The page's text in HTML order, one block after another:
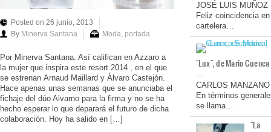
Posted on 26 junio, 2013
By Minerva Santana Moda, portada
Por Minerva Santana. Así califican en Azzaro a
la mujer que inspira este resort 2014 , en el que
se estrenan Arnaud Maillard y Álvaro Castejón.
Hace apenas unas semanas que se anunciaba el
fichaje del dúo Alvarno para la firma y no se ha
hecho esperar lo que deparará el futuro de dicha
colaboración. Hoy ha salido en […]
JOSÉ LUIS MUÑOZ
Feliz coincidencia en
cartelera…
"Lux", de Mario Cuenca
…
CARLOS MANZANO
En términos
se llama…
"La